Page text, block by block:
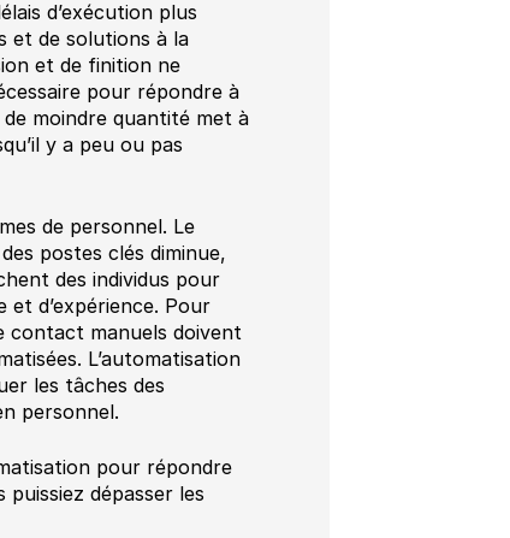
d’exécution plus
et de solutions à la
et de finition ne
pour répondre à
moindre quantité met à
y a peu ou pas
de personnel. Le
postes clés diminue,
des individus pour
d’expérience. Pour
contact manuels doivent
L’automatisation
les tâches des
personnel.
pour répondre
dépasser les